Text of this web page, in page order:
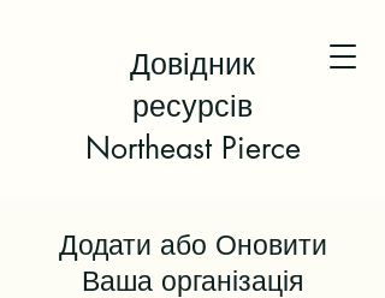
Довідник
ресурсів
Northeast Pierce
Додати або Оновити
Ваша організація